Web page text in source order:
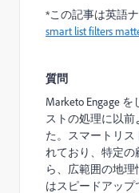
*この記事は英語
smart list filters
質問
Marketo Engage
ストの処理に以
た。スマートリス
れており、特定
ら、広範囲の地
はスピードアップ